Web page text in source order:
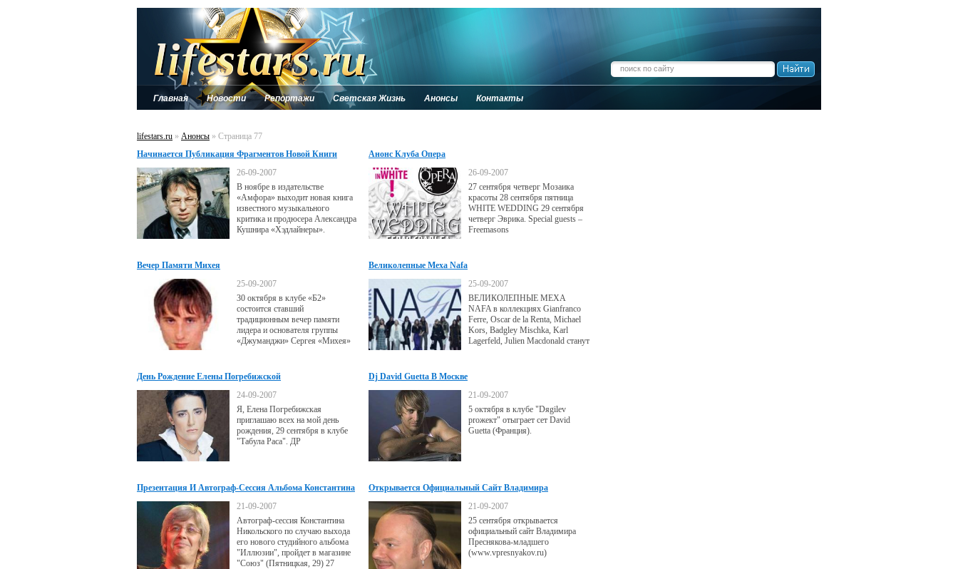
Главная Новости Репортажи Светская Жизнь Анонсы Контакты
lifestars.ru » Анонсы » Страница 77
Начинается Публикация Фрагментов Новой Книги
26-09-2007
В ноябре в издательстве
«Амфора» выходит новая книга
известного музыкального
критика и продюсера Александра
Кушнира «Хэдлайнеры».
Анонс Клуба Опера
26-09-2007
27 сентября четверг Мозаика
красоты 28 сентября пятница
WHITE WEDDING 29 сентября
четверг Эврика. Special guests –
Freemasons
Вечер Памяти Михея
25-09-2007
30 октября в клубе «Б2»
состоится ставший
традиционным вечер памяти
лидера и основателя группы
«Джуманджи» Сергея «Михея»
Великолепные Меха Nafa
25-09-2007
ВЕЛИКОЛЕПНЫЕ МЕХА
NAFA в коллекциях Gianfranco
Ferre, Oscar de la Renta, Michael
Kors, Badgley Mischka, Karl
Lagerfeld, Julien Macdonald станут
(Краснопролетарская ул., 36).
День Рождение Елены Погребижской
24-09-2007
Я, Елена Погребижская
приглашаю всех на мой день
рождения, 29 сентября в клубе
"Табула Раса". ДР
Dj David Guetta В Москве
21-09-2007
5 октября в клубе "Dяgilev
proжект" отыграет сет David
Guetta (Франция).
Презентация И Автограф-Сессия Альбома Константина
21-09-2007
Автограф-сессия Константина
Никольского по случаю выхода
его нового студийного альбома
"Иллюзии", пройдет в магазине
"Союз" (Пятницкая, 29) 27
Открывается Официальный Сайт Владимира
21-09-2007
25 сентября открывается
официальный сайт Владимира
Преснякова-младшего
(www.vpresnyakov.ru)